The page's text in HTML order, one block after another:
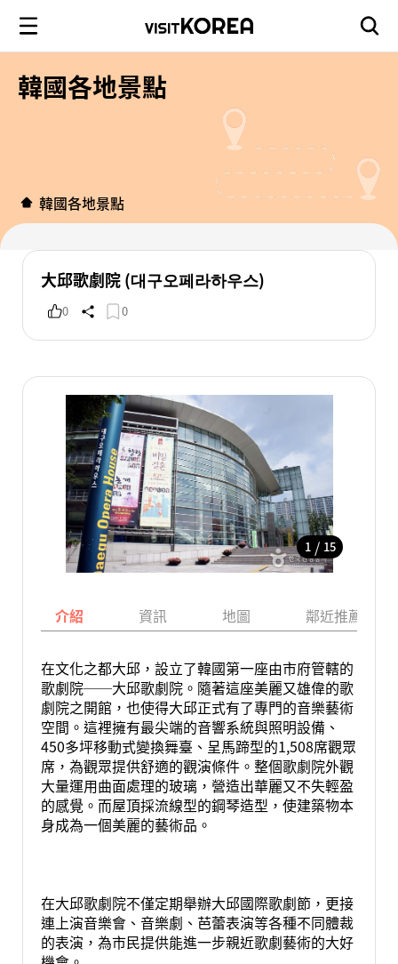
韓國各地景點
韓國各地景點
大邱歌劇院 (대구오페라하우스)
0 0
1 / 15
介紹 資訊 地圖 鄰近推薦景點
在文化之都大邱，設立了韓國第一座由市府管轄的
歌劇院──大邱歌劇院。隨著這座美麗又雄偉的歌
劇院之開館，也使得大邱正式有了專門的音樂藝術
空間。這裡擁有最尖端的音響系統與照明設備、
450多坪移動式變換舞臺、呈馬蹄型的1,508席觀眾
席，為觀眾提供舒適的觀演條件。整個歌劇院外觀
大量運用曲面處理的玻璃，營造出華麗又不失輕盈
的感覺。而屋頂採流線型的鋼琴造型，使建築物本
身成為一個美麗的藝術品。
在大邱歌劇院不僅定期舉辦大邱國際歌劇節，更接
連上演音樂會、音樂劇、芭蕾表演等各種不同體裁
的表演，為市民提供能進一步親近歌劇藝術的大好